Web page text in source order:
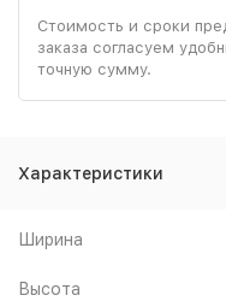
Стоимость и сроки
заказа согласуем
точную сумму.
Характеристики
Ширина
Высота